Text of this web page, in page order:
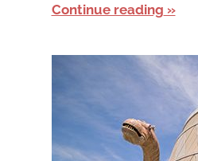
Continue reading